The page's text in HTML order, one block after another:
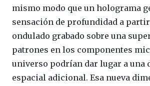
mismo modo que un holograma
sensación de profundidad a
ondulado grabado sobre una
patrones en los componentes
universo podrían dar lugar a una
espacial adicional. Esa nueva